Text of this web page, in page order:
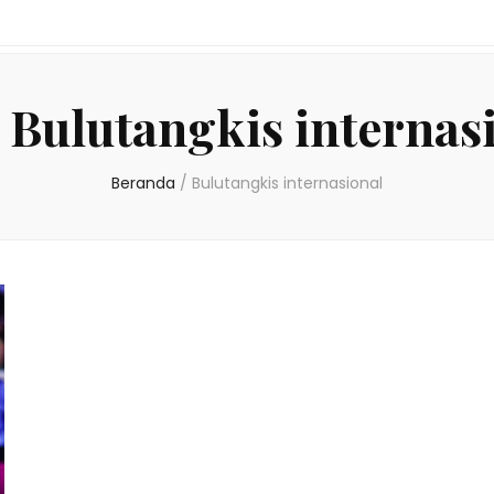
Bulutangkis
Beranda / Bulutangkis internasional